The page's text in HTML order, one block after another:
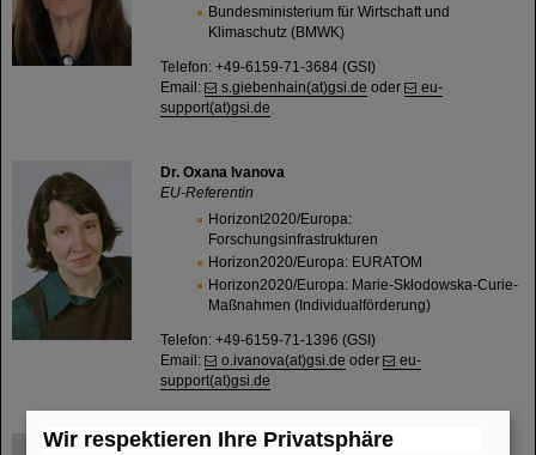
Bundesministerium für Wirtschaft und
Klimaschutz (BMWK)
Telefon: +49-6159-71-3684 (GSI)
Email:
s.giebenhain(at)gsi.de oder
eu-
support(at)gsi.de
Dr. Oxana Ivanova
EU-Referentin
Horizont2020/Europa:
Forschungsinfrastrukturen
Horizon2020/Europa: EURATOM
Horizon2020/Europa: Marie-Skłodowska-Curie-
Maßnahmen (Individualförderung)
Telefon: +49-6159-71-1396 (GSI)
Email:
o.ivanova(at)gsi.de oder
eu-
support(at)gsi.de
Svetlana Ktitareva (in Teilzeit)
Wir respektieren Ihre Privatsphäre